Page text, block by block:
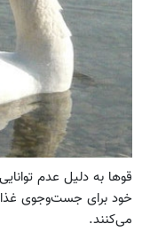
قوها به دلیل عدم
خود برای جست‌وجوی
می‌کنند.